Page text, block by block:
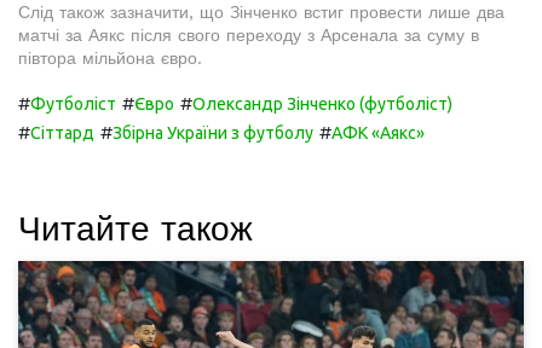
Слід також зазначити, що Зінченко встиг провести лише два
матчі за Аякс після свого переходу з Арсенала за суму в
півтора мільйона євро.
#Футболіст #Євро #Олександр Зінченко (футболіст)
#Сіттард #Збірна України з футболу #АФК «Аякс»
Читайте також